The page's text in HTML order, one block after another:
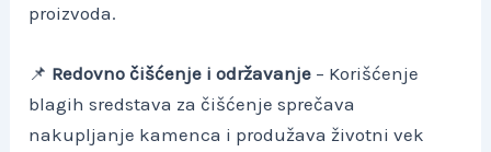
proizvoda.
📌 Redovno čišćenje i održavanje – Korišćenje
blagih sredstava za čišćenje sprečava
nakupljanje kamenca i produžava životni vek